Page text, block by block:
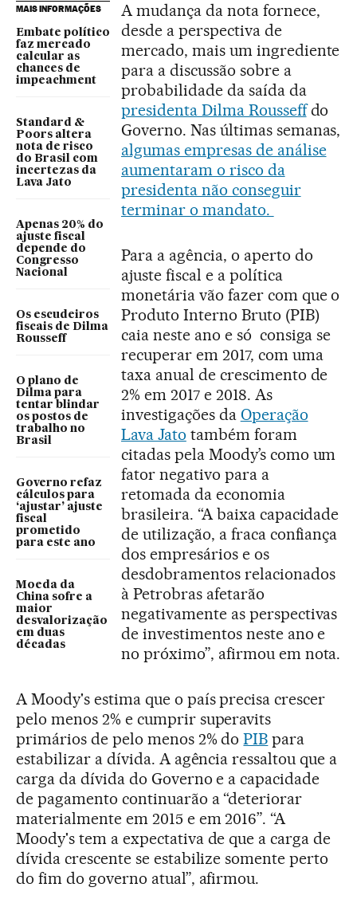
MAIS INFORMAÇÕES
Embate político
faz mercado
calcular as
chances de
impeachment
Standard &
Poors altera
nota de risco
do Brasil com
incertezas da
Lava Jato
Apenas 20% do
ajuste fiscal
depende do
Congresso
Nacional
Os escudeiros
fiscais de Dilma
Rousseff
O plano de
Dilma para
tentar blindar
os postos de
trabalho no
Brasil
Governo refaz
cálculos para
‘ajustar’ ajuste
fiscal
prometido
para este ano
Moeda da
China sofre a
maior
desvalorização
em duas
décadas
A mudança da nota fornece,
desde a perspectiva de
mercado, mais um ingrediente
para a discussão sobre a
probabilidade da saída da
presidenta Dilma Rousseffdo
Governo. Nas últimas semanas,
algumas empresas de análise
aumentaram o risco da
presidenta não conseguir
terminar o mandato.
Para a agência, o aperto do
ajuste fiscal e a política
monetária vão fazer com que o
Produto Interno Bruto (PIB)
caia neste ano e só consiga se
recuperar em 2017, com uma
taxa anual de crescimento de
2% em 2017 e 2018. As
investigações da Operação
Lava Jato também foram
citadas pela Moody’s como um
fator negativo para a
retomada da economia
brasileira. “A baixa capacidade
de utilização, a fraca confiança
dos empresários e os
desdobramentos relacionados
à Petrobras afetarão
negativamente as perspectivas
de investimentos neste ano e
no próximo”, afirmou em nota.
A Moody's estima que o país precisa crescer
pelo menos 2% e cumprir superavits
primários de pelo menos 2% doPIB para
estabilizar a dívida. A agência ressaltou que a
carga da dívida do Governo e a capacidade
de pagamento continuarão a “deteriorar
materialmente em 2015 e em 2016”. “A
Moody's tem a expectativa de que a carga de
dívida crescente se estabilize somente perto
do fim do governo atual”, afirmou.